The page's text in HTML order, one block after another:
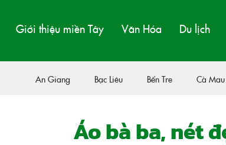
Giới thiệu miền Tây Văn Hóa Du lịch
An Giang Bạc Liêu Bến Tre Cà Mau
Áo bà ba, nét